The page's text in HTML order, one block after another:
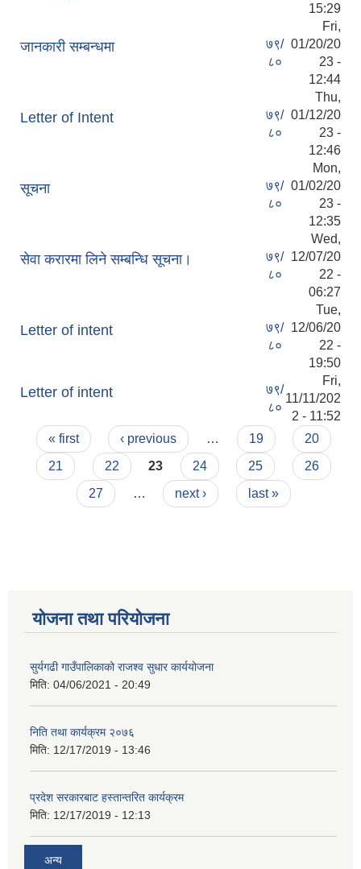
15:29
जानकारी सम्बन्धमा
७९/
८०
Fri,
01/20/20
23 -
12:44
Letter of Intent
७९/
८०
Thu,
01/12/20
23 -
12:46
सूचना
७९/
८०
Mon,
01/02/20
23 -
12:35
सेवा करारमा लिने सम्बन्धि सूचना।
७९/
८०
Wed,
12/07/20
22 -
06:27
Letter of intent
७९/
८०
Tue,
12/06/20
22 -
19:50
Letter of intent
७९/
८०
Fri,
11/11/202
2 - 11:52
Pages
« first ‹ previous … 19
20
21
22 23 24 25
26
27
… next › last »
योजना तथा परियोजना
सुर्यगढी गाउँपालिकाको राजश्व सुधार कार्ययोजना
मिति: 04/06/2021 - 20:49
निति तथा कार्यक्रम २०७६
मिति: 12/17/2019 - 13:46
प्रदेश सरकारबाट हस्तान्तरित कार्यक्रम
मिति: 12/17/2019 - 12:13
अन्य